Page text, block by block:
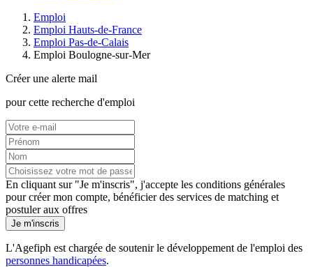
Emploi
Emploi Hauts-de-France
Emploi Pas-de-Calais
Emploi Boulogne-sur-Mer
Créer une alerte mail
pour cette recherche d'emploi
En cliquant sur "Je m'inscris", j'accepte les conditions générales
pour créer mon compte, bénéficier des services de matching et
postuler aux offres
Je m'inscris
L'Agefiph est chargée de soutenir le développement de l'emploi des
personnes handicapées.